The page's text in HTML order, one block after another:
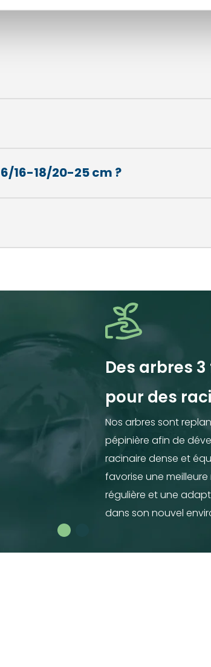
16-18/20-25 cm ?
Des arbres
pour des
Nos arbres sont
pépinière afin de
racinaire dense et
favorise une
régulière et une
dans son nouvel